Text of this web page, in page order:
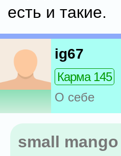
есть и такие.
ig67
Карма 145
О себе
small mango